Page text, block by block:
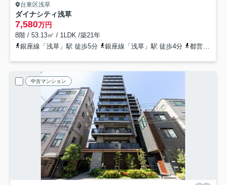
台東区浅草
ダイナシティ浅草
7,580万円
8階 / 53.13㎡ / 1LDK /築21年
銀座線「浅草」駅 徒歩5分
銀座線「浅草」駅 徒歩4分 都営浅草線「浅草」駅 徒歩7分
中古マンション